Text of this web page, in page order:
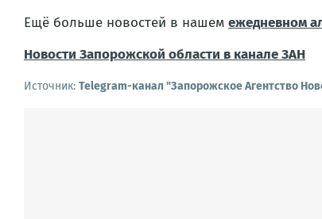
Ещё больше новостей в нашем ежедневном
Новости Запорожской области в канале ЗАН
Источник: Telegram-канал "Запорожское Агентство